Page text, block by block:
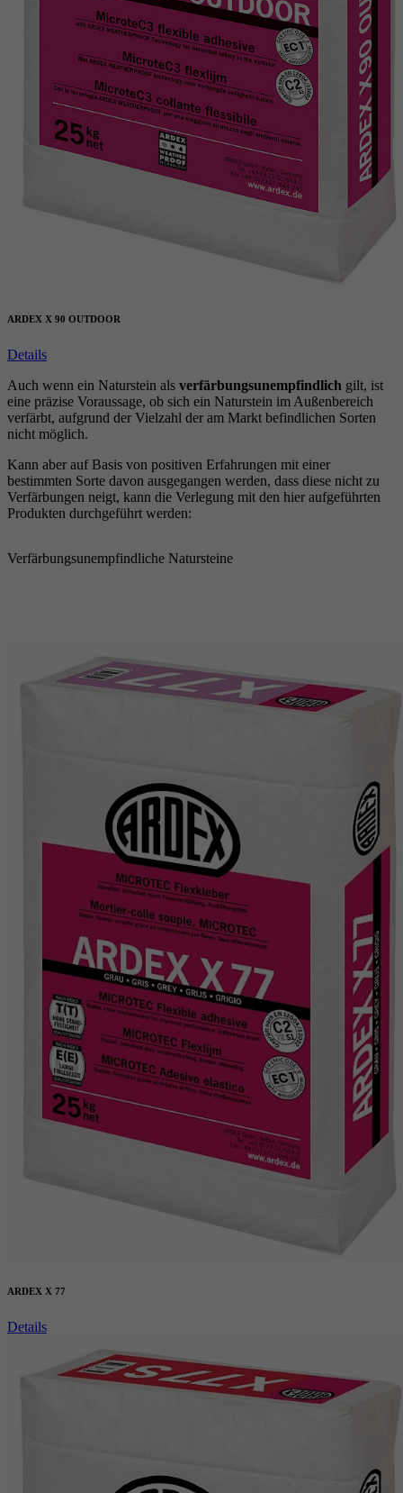
ARDEX X 90 OUTDOOR
Details
Auch wenn ein Naturstein als verfärbungsunempfindlich gilt, ist
eine präzise Voraussage, ob sich ein Naturstein im Außenbereich
verfärbt, aufgrund der Vielzahl der am Markt befindlichen Sorten
nicht möglich.
Kann aber auf Basis von positiven Erfahrungen mit einer
bestimmten Sorte davon ausgegangen werden, dass diese nicht zu
Verfärbungen neigt, kann die Verlegung mit den hier aufgeführten
Produkten durchgeführt werden:
Verfärbungsunempfindliche Natursteine
ARDEX X 77
Details